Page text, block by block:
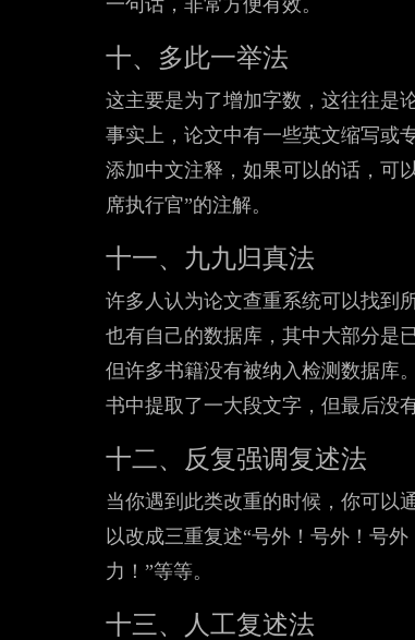
十、多此一举法
这主要是为了增加字数，这往往是
事实上，论文中有一些英文缩写或
添加中文注释，如果可以的话，可
席执行官”的注解。
十一、九九归真法
许多人认为论文查重系统可以找到
也有自己的数据库，其中大部分是
但许多书籍没有被纳入检测数据库
书中提取了一大段文字，但最后没有
十二、反复强调复述法
当你遇到此类改重的时候，你可以
以改成三重复述“号外！号外！号
力！”等等。
十三、人工复述法